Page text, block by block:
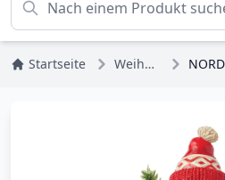
Startseite Weihnachten